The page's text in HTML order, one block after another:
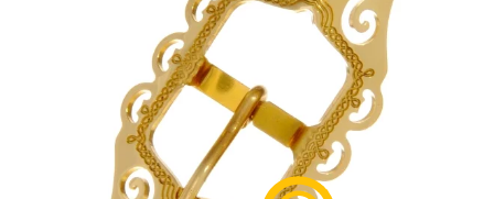
Mosadzné pracky sa historicky viažu so Slovenskou
ľudovou kultúrou. Sú priamou súčasťou kožených
doplnkov slovenského kroja. Používajú sa na zdobenia
opaskov, kabátov a obuvi mužského kroja. Vyniknú na
remeňoch folklórnych tašiek a poteší sa jej aj kožená
Krojové výrobky z kože zdobené
mosadznou ľudovou prackou.